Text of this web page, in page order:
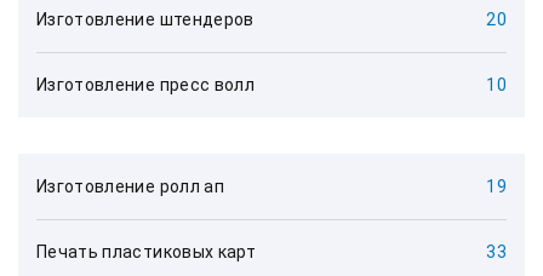
Изготовление штендеров 20
Изготовление пресс волл 10
Изготовление ролл ап 19
Печать пластиковых карт 33